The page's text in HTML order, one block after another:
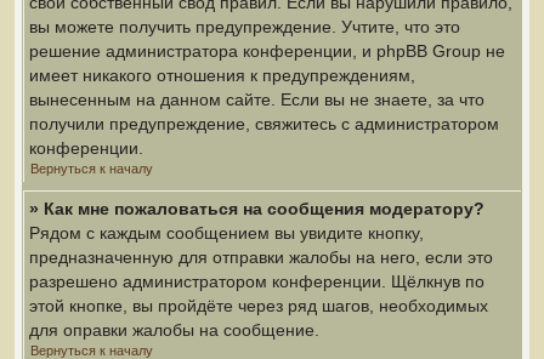
вы можете получить предупреждение. Учтите, что это
решение администратора конференции, и phpBB Group не
имеет никакого отношения к предупреждениям,
вынесенным на данном сайте. Если вы не знаете, за что
получили предупреждение, свяжитесь с администратором
конференции.
Вернуться к началу
» Как мне пожаловаться на сообщения модератору?
Рядом с каждым сообщением вы увидите кнопку,
предназначенную для отправки жалобы на него, если это
разрешено администратором конференции. Щёлкнув по
этой кнопке, вы пройдёте через ряд шагов, необходимых
для оправки жалобы на сообщение.
Вернуться к началу